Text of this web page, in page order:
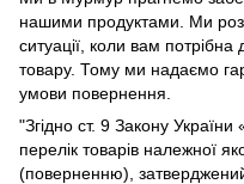
нашими продуктами. Ми
ситуації, коли вам
товару. Тому ми надаємо
умови повернення.
"Згідно ст. 9 Закону
перелік товарів належної
(поверненню),